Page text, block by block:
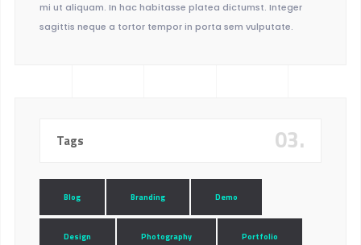
mi ut aliquam. In hac habitasse platea dictumst. Integer
sagittis neque a tortor tempor in porta sem vulputate.
Tags 03.
Blog Branding Demo
Design Photography Portfolio